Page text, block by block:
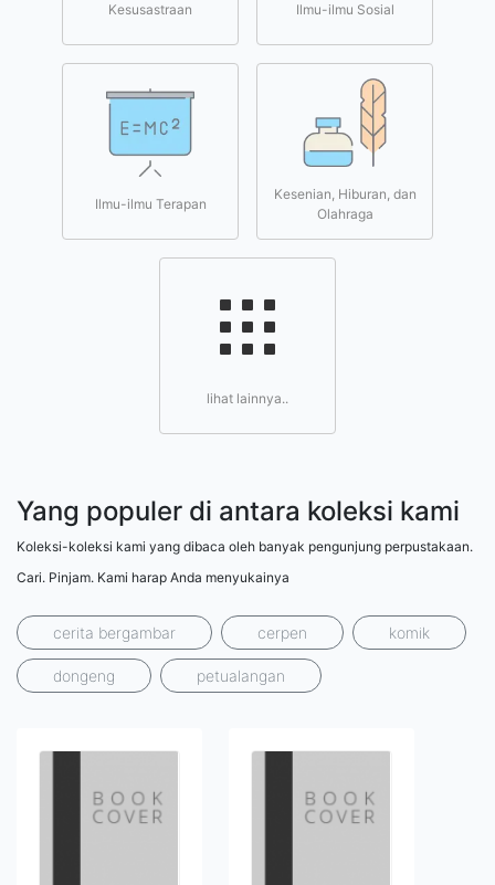
Kesusastraan Ilmu-ilmu Sosial
Ilmu-ilmu Terapan
Kesenian, Hiburan, dan
Olahraga
lihat lainnya..
Yang populer di antara koleksi kami
Koleksi-koleksi kami yang dibaca oleh banyak pengunjung perpustakaan.
Cari. Pinjam. Kami harap Anda menyukainya
cerita bergambar cerpen komik
dongeng petualangan